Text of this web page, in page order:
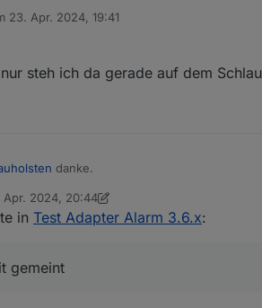
23. Apr. 2024, 19:41
von
steh ich da gerade auf dem
danke.
ich gelesen, nur steh ich da gerade auf
Apr. 2024, 20:44
Quarkmax
in Test Adapter Alarm 3.6.x:
gemeint